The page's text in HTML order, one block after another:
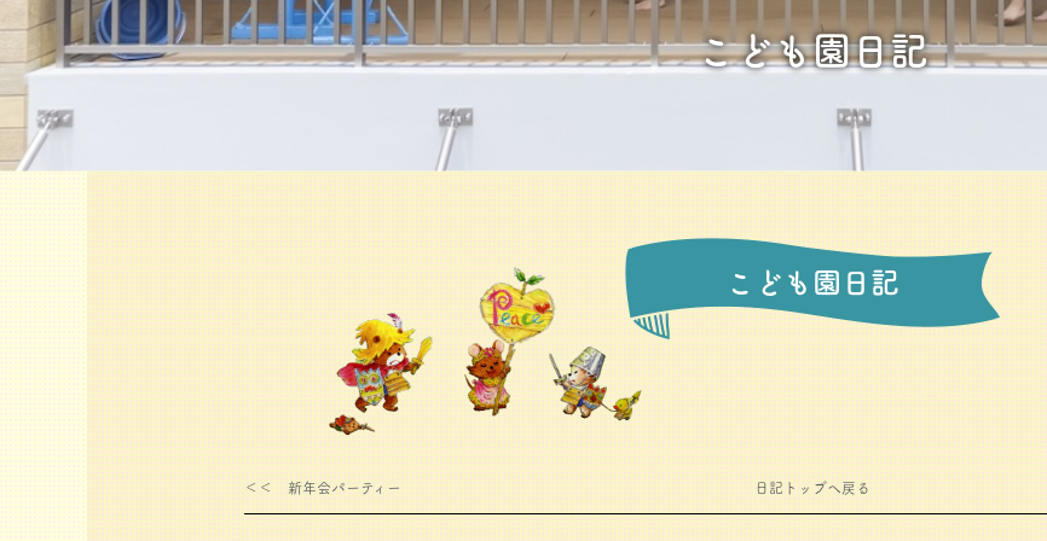
こども園日記
こども園日記
＜＜ 新年会パーティー 日記トップへ戻る